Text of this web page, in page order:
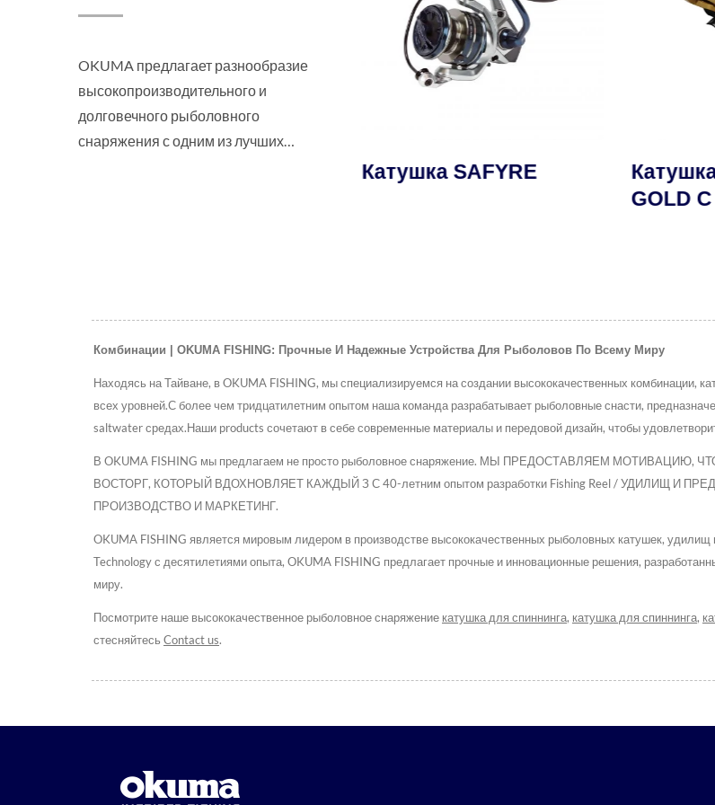
OKUMA предлагает разнообразие
высокопроизводительного и
долговечного рыболовного
снаряжения с одним из лучших
Катушка SAFYRE
GOLD
Комбинации | OKUMA FISHING: Прочные И Надежные Устройства Для Рыболовов По Всему Миру
Находясь на Тайване, в OKUMA FISHING, мы специализируемся на создании высококачественных комбинации,
всех уровней.С более чем тридцатилетним опытом наша команда разрабатывает рыболовные снасти,
saltwater средах.Наши products сочетают в себе современные материалы и передовой дизайн, чтобы
В OKUMA FISHING мы предлагаем не просто рыболовное снаряжение. МЫ ПРЕДОСТАВЛЯЕМ
ВОСТОРГ, КОТОРЫЙ ВДОХНОВЛЯЕТ КАЖДЫЙ З С 40-летним опытом разработки Fishing Reel / УДИЛИЩ И
ПРОИЗВОДСТВО И МАРКЕТИНГ.
OKUMA FISHING является мировым лидером в производстве высококачественных рыболовных катушек,
Technology с десятилетиями опыта, OKUMA FISHING предлагает прочные и инновационные решения,
миру.
Посмотрите наше высококачественное рыболовное снаряжение катушка для спиннинга, катушка для спиннинга,
стесняйтесь Contact us.